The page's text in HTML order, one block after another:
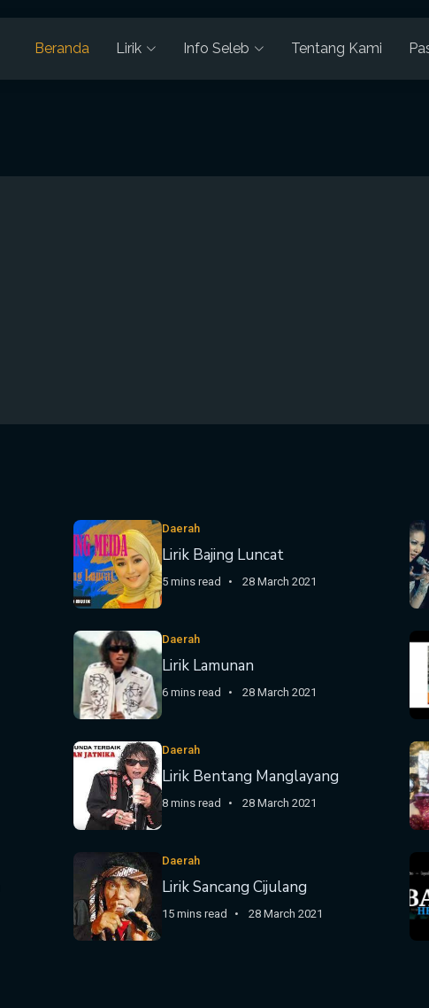
Beranda Lirik Info Seleb Tentang Kami
Daerah
Lirik Bajing Luncat
5 mins read 28 March 2021
Daerah
Lirik Lamunan
6 mins read 28 March 2021
Daerah
Lirik Bentang Manglayang
8 mins read 28 March 2021
Daerah
Lirik Sancang Cijulang
15 mins read 28 March 2021